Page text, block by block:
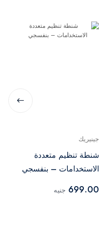
جينيريك
شنطة تنظيم متعددة
الاستخدامات – بنفسجي
699.00 جنيه